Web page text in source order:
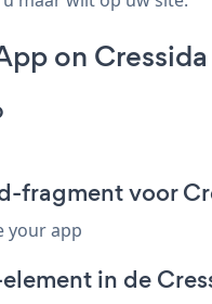
on
fragment voor
your app
in de